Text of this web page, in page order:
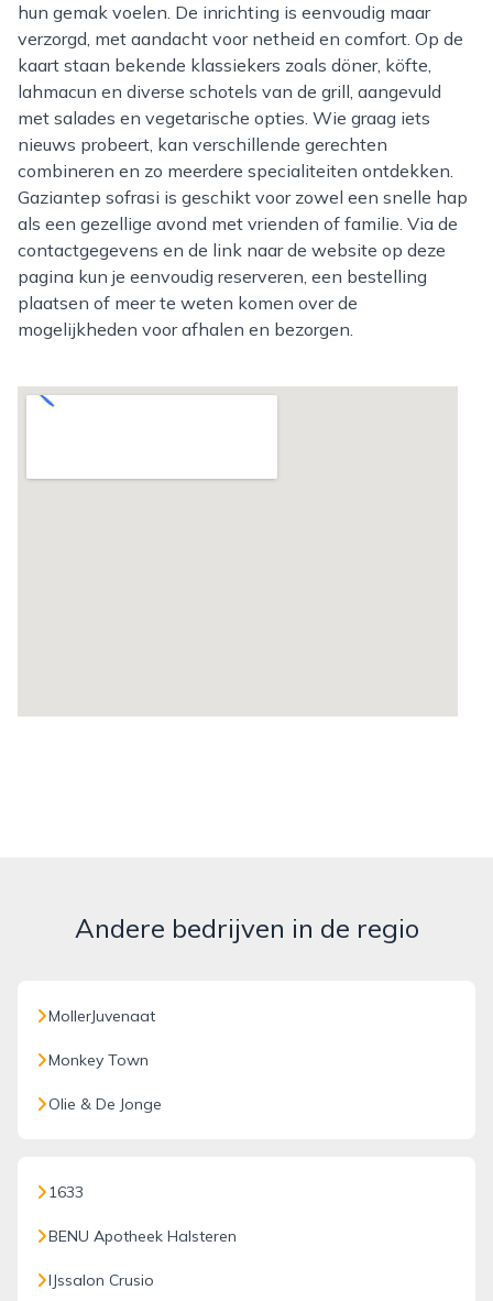
hun gemak voelen. De inrichting is eenvoudig maar
verzorgd, met aandacht voor netheid en comfort. Op de
kaart staan bekende klassiekers zoals döner, köfte,
lahmacun en diverse schotels van de grill, aangevuld
met salades en vegetarische opties. Wie graag iets
nieuws probeert, kan verschillende gerechten
combineren en zo meerdere specialiteiten ontdekken.
Gaziantep sofrasi is geschikt voor zowel een snelle hap
als een gezellige avond met vrienden of familie. Via de
contactgegevens en de link naar de website op deze
pagina kun je eenvoudig reserveren, een bestelling
plaatsen of meer te weten komen over de
mogelijkheden voor afhalen en bezorgen.
Andere bedrijven in de regio
MollerJuvenaat
Monkey Town
Olie & De Jonge
1633
BENU Apotheek Halsteren
IJssalon Crusio